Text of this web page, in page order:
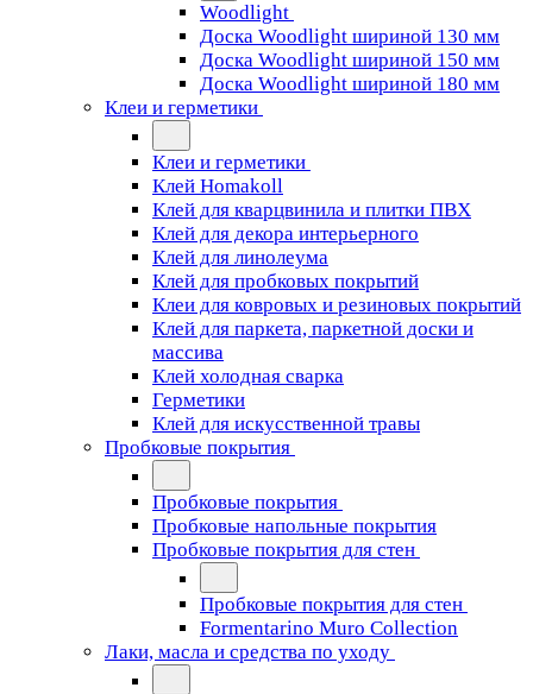
Woodlight
Доска Woodlight шириной 130 мм
Доска Woodlight шириной 150 мм
Доска Woodlight шириной 180 мм
Клеи и герметики
Клеи и герметики
Клей Homakoll
Клей для кварцвинила и плитки ПВХ
Клей для декора интерьерного
Клей для линолеума
Клей для пробковых покрытий
Клеи для ковровых и резиновых покрытий
Клей для паркета, паркетной доски и
массива
Клей холодная сварка
Герметики
Клей для искусственной травы
Пробковые покрытия
Пробковые покрытия
Пробковые напольные покрытия
Пробковые покрытия для стен
Пробковые покрытия для стен
Formentarino Muro Collection
Лаки, масла и средства по уходу